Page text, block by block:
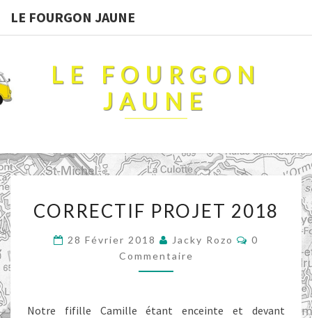
LE FOURGON JAUNE
LE FOURGON
JAUNE
PROJET
2018
CORRECTIF PROJET 2018
28 Février 2018 Jacky Rozo
0
Commentaire
Notre fifille Camille étant enceinte et devant